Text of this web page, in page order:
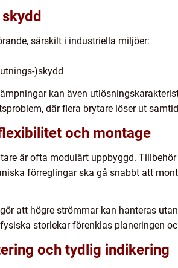
särskilt i industriella miljöer:
)skydd
kan även
där flera brytare löser ut
och montage
är ofta modulärt uppbyggd.
förreglingar ska gå snabbt att
att högre strömmar kan hanteras
storlekar förenklas planeringen
och tydlig indikering